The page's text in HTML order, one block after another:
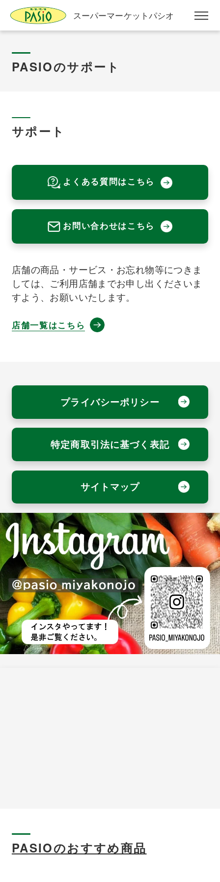
スーパーマーケットパシオ
PASIOのサポート
サポート
よくある質問はこちら
お問い合わせはこちら
店舗の商品・サービス・お忘れ物等につきま
しては、ご利用店舗までお申し出くださいま
すよう、お願いいたします。
店舗一覧はこちら
プライバシーポリシー
特定商取引法に基づく表記
サイトマップ
PASIOのおすすめ商品